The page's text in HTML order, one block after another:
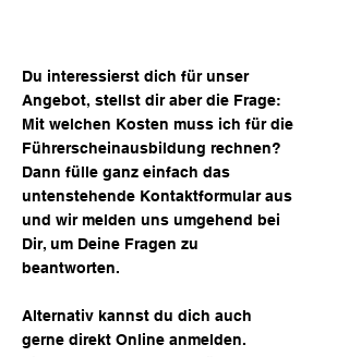
Du interessierst dich für unser
Angebot, stellst dir aber die Frage:
Mit welchen Kosten muss ich für die
Führerscheinausbildung rechnen?
Dann fülle ganz einfach das
untenstehende Kontaktformular aus
und wir melden uns umgehend bei
Dir, um Deine Fragen zu
beantworten.
Alternativ kannst du dich auch
gerne direkt Online anmelden.